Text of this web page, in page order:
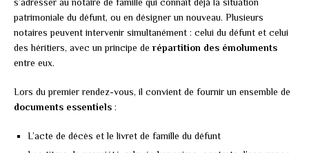
s’adresser au notaire de famille qui connaît déjà la situation
patrimoniale du défunt, ou en désigner un nouveau. Plusieurs
notaires peuvent intervenir simultanément : celui du défunt et celui
des héritiers, avec un principe de répartition des émoluments
entre eux.
Lors du premier rendez-vous, il convient de fournir un ensemble de
documents essentiels :
L’acte de décès et le livret de famille du défunt